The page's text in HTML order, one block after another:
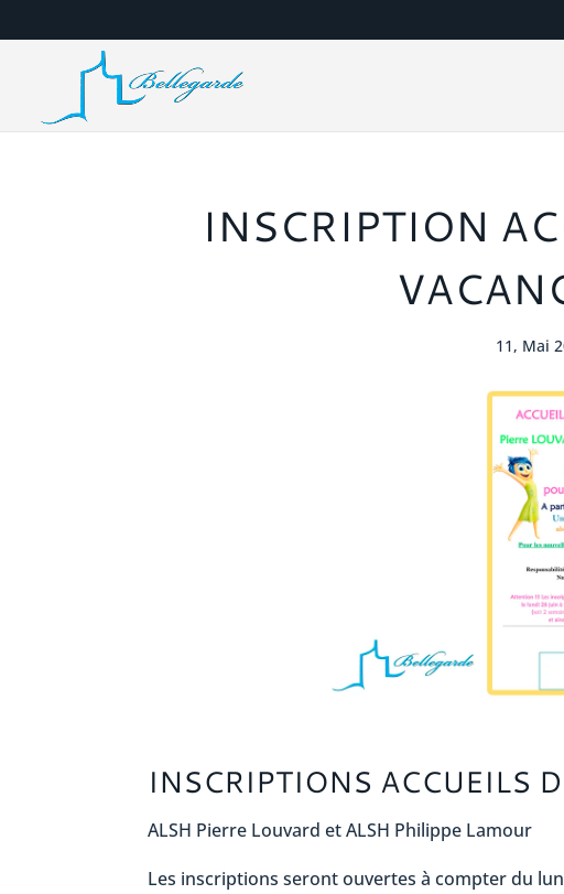
INSCRIPTION
11, Mai
INSCRIPTIONS ACCUEILS
ALSH Pierre Louvard et ALSH Philippe Lamour
Les inscriptions seront ouvertes à compter du